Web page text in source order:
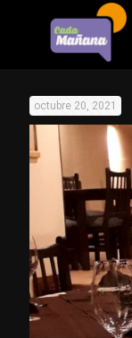
octubre 20, 2021